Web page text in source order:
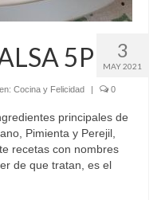
3
MAY 2021
5P
Cocina y Felicidad 0
principales de
Pimienta y Perejil,
recetas con nombres
de que tratan, es el